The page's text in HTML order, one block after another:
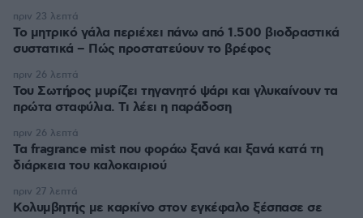
Το μητρικό γάλα περιέχει πάνω από 1.500 βιοδραστικά
συστατικά – Πώς προστατεύουν το βρέφος
πριν 23 λεπτά
Του Σωτήρος μυρίζει τηγανητό ψάρι και γλυκαίνουν τα
πρώτα σταφύλια. Τι λέει η παράδοση
πριν 26 λεπτά
Τα fragrance mist που φοράω ξανά και ξανά κατά τη
διάρκεια του καλοκαιριού
πριν 26 λεπτά
Κολυμβητής με καρκίνο στον εγκέφαλο ξέσπασε σε
πριν 27 λεπτά